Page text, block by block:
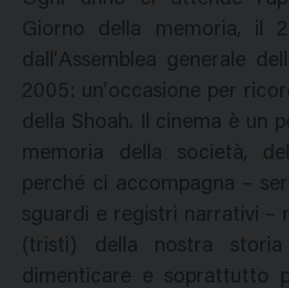
Giorno della memoria, il
dall’Assemblea generale
2005: un’occasione per
della Shoah. Il cinema è un
memoria della società,
perché ci accompagna –
sguardi e registri narrativi –
(tristi) della nostra
dimenticare e soprattutto